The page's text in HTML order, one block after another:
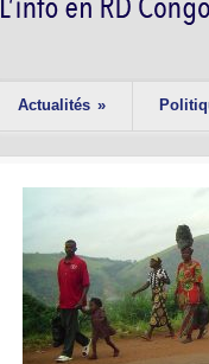
Actualités »